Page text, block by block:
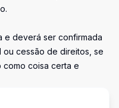
e deverá ser confirmada
ou cessão de direitos, se
como coisa certa e